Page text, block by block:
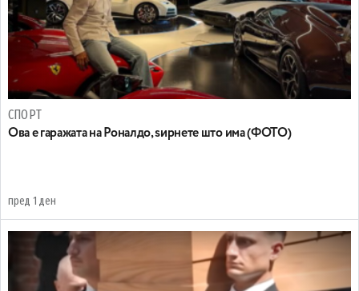
СПОРТ
Ова е гаражата на Роналдо, ѕирнете што има (ФОТО)
пред 1 ден